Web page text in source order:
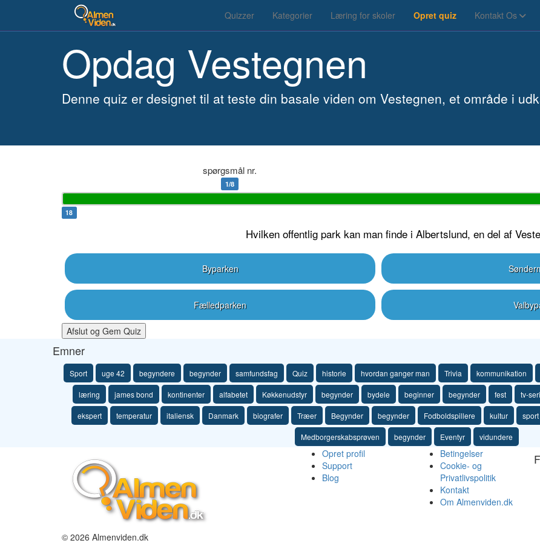
Quizzer Kategorier Læring for skoler Opret quiz Kontakt Os
Opdag Vestegnen
Denne quiz er designet til at teste din basale viden om Vestegnen, et område i
spørgsmål nr.
1/8
17
Hvilken offentlig park kan man finde i Albertslund, en del af
Byparken
Fælledparken
Afslut og Gem Quiz
Emner
Sport uge 42 begyndere begynder samfundsfag Quiz historie hvordan ganger man Trivia kommunikation
læring james bond kontinenter alfabetet Køkkenudstyr begynder bydele beginner begynder fest tv-
ekspert temperatur italiensk Danmark biografer Træer Begynder begynder Fodboldspillere kultur sport
Medborgerskabsprøven begynder Eventyr vidundere
Opret profil
Support
Blog
Betingelser
Cookie- og
Privatlivspolitik
Kontakt
Om Almenviden.dk
© 2026 Almenviden.dk